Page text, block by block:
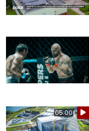
05:00